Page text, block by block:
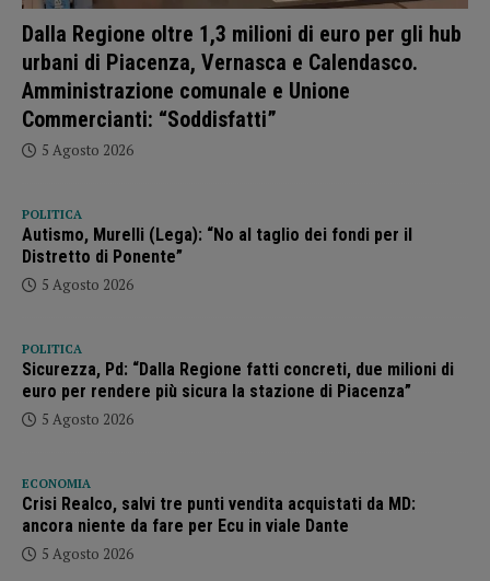
Dalla Regione oltre 1,3 milioni di euro per gli hub
urbani di Piacenza, Vernasca e Calendasco.
Amministrazione comunale e Unione
Commercianti: “Soddisfatti”
5 Agosto 2026
POLITICA
Autismo, Murelli (Lega): “No al taglio dei fondi per il
Distretto di Ponente”
5 Agosto 2026
POLITICA
Sicurezza, Pd: “Dalla Regione fatti concreti, due milioni di
euro per rendere più sicura la stazione di Piacenza”
5 Agosto 2026
ECONOMIA
Crisi Realco, salvi tre punti vendita acquistati da MD:
ancora niente da fare per Ecu in viale Dante
5 Agosto 2026